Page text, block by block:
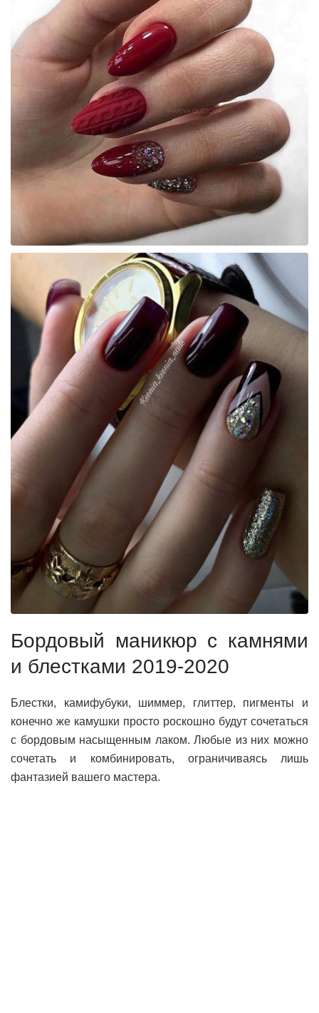
Бордовый маникюр с камнями
и блестками 2019-2020
Блестки, камифубуки, шиммер, глиттер, пигменты и
конечно же камушки просто роскошно будут сочетаться
с бордовым насыщенным лаком. Любые из них можно
сочетать и комбинировать, ограничиваясь лишь
фантазией вашего мастера.